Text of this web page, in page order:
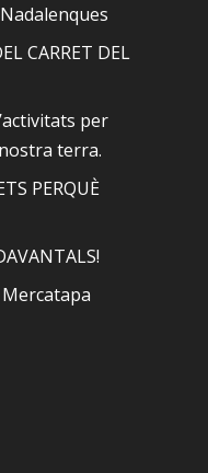
CARRET DEL
per
terra.
PERQUÈ